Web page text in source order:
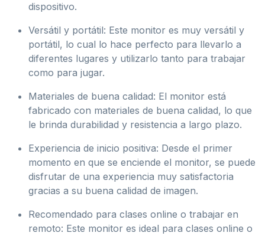
dispositivo.
Versátil y portátil: Este monitor es muy versátil y
portátil, lo cual lo hace perfecto para llevarlo a
diferentes lugares y utilizarlo tanto para trabajar
como para jugar.
Materiales de buena calidad: El monitor está
fabricado con materiales de buena calidad, lo que
le brinda durabilidad y resistencia a largo plazo.
Experiencia de inicio positiva: Desde el primer
momento en que se enciende el monitor, se puede
disfrutar de una experiencia muy satisfactoria
gracias a su buena calidad de imagen.
Recomendado para clases online o trabajar en
remoto: Este monitor es ideal para clases online o